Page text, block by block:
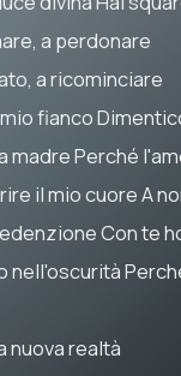
a perdonare
a ricominciare
fianco
madre Perché
il mio cuore A
Con te
nuova realtà